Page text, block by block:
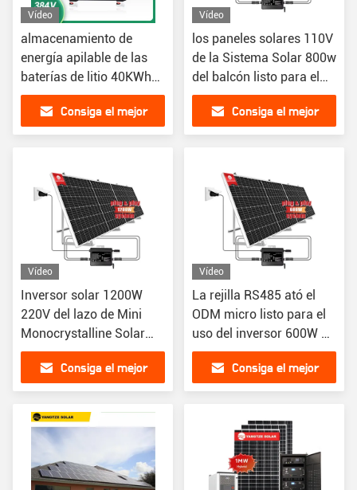
Vídeo
almacenamiento de
energía apilable de las
baterías de litio 40KWh
384V 100Ah
Consiga el mejor
Vídeo
los paneles solares 110V
de la Sistema Solar 800w
del balcón listo para el
uso la monofásico
Consiga el mejor
Vídeo
Inversor solar 1200W
220V del lazo de Mini
Monocrystalline Solar
Cell Grid
Consiga el mejor
Vídeo
La rejilla RS485 ató el
ODM micro listo para el
uso del inversor 600W de
la Sistema Solar
Consiga el mejor